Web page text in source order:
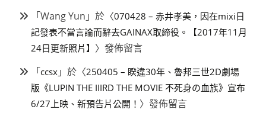
「Wang Yun 」於〈070428 – 赤井孝美，因在mixi日
記發表不當言論而辭去GAINAX取締役。【2017年11月
24日更新照片】 〉發佈留言
「ccsx 」於〈250405 – 睽違30年、魯邦三世2D劇場
版《LUPIN THE IIIRD THE MOVIE 不死身の血族》宣布
6/27上映、新預告片公開！ 〉發佈留言